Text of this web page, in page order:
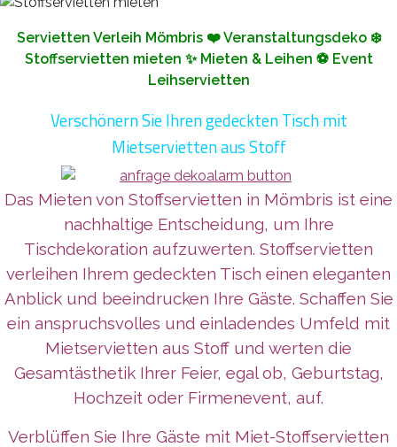
Servietten Verleih Mömbris ❤️ Veranstaltungsdeko ❄️
Stoffservietten mieten ✨ Mieten & Leihen ⚽ Event
Leihservietten
Verschönern Sie Ihren gedeckten Tisch mit
Mietservietten aus Stoff
Das Mieten von Stoffservietten in Mömbris ist eine
nachhaltige Entscheidung, um Ihre
Tischdekoration aufzuwerten. Stoffservietten
verleihen Ihrem gedeckten Tisch einen eleganten
Anblick und beeindrucken Ihre Gäste. Schaffen Sie
ein anspruchsvolles und einladendes Umfeld mit
Mietservietten aus Stoff und werten die
Gesamtästhetik Ihrer Feier, egal ob, Geburtstag,
Hochzeit oder Firmenevent, auf.
Verblüffen Sie Ihre Gäste mit Miet-Stoffservietten